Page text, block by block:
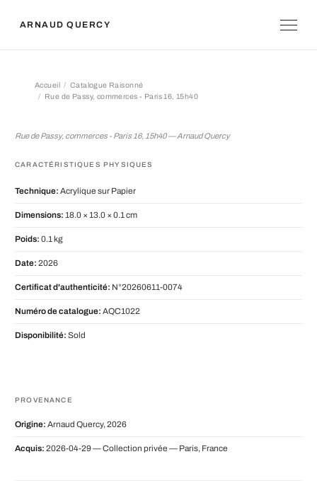
ARNAUD QUERCY
Accueil
Catalogue Raisonné
Rue de Passy, commerces - Paris 16, 15h40
Rue de Passy, commerces - Paris 16, 15h40 — Arnaud Quercy
CARACTÉRISTIQUES PHYSIQUES
Technique: Acrylique sur Papier
Dimensions: 18.0 × 13.0 × 0.1 cm
Poids: 0.1 kg
Date: 2026
Certificat d'authenticité: N°20260611-0074
Numéro de catalogue: AQC1022
Disponibilité: Sold
PROVENANCE
Origine: Arnaud Quercy, 2026
Acquis: 2026-04-29 — Collection privée — Paris, France